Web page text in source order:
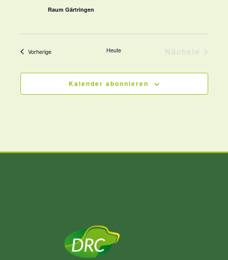
Raum Gärtringen
VorherigeVeranstaltungen Heute
Nächste
Kalender abonnieren